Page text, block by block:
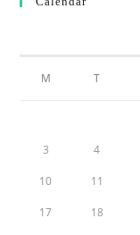
M T
3 4
10 11
17 18